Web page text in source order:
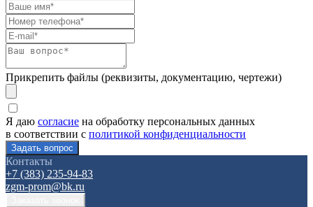
Прикрепить файлы (реквизиты, документацию, чертежи)
Я даю согласие на обработку персональных данных
в соответствии с политикой конфиденциальности
Контакты
+7 (383) 235-94-83
zgm-prom@bk.ru